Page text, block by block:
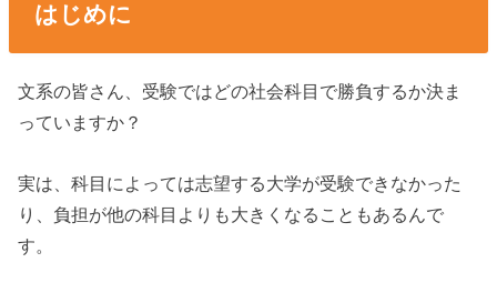
はじめに
文系の皆さん、受験ではどの社会科目で勝負するか決ま
っていますか？
実は、科目によっては志望する大学が受験できなかった
り、負担が他の科目よりも大きくなることもあるんで
す。